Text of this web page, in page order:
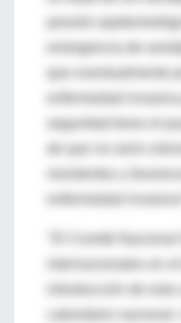
presión
emergencia de
seguridad tiene el
internacionales en